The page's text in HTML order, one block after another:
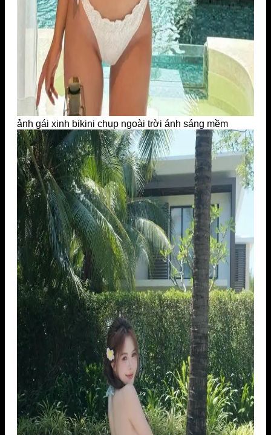
ảnh gái xinh bikini chụp ngoài trời ánh sáng mềm